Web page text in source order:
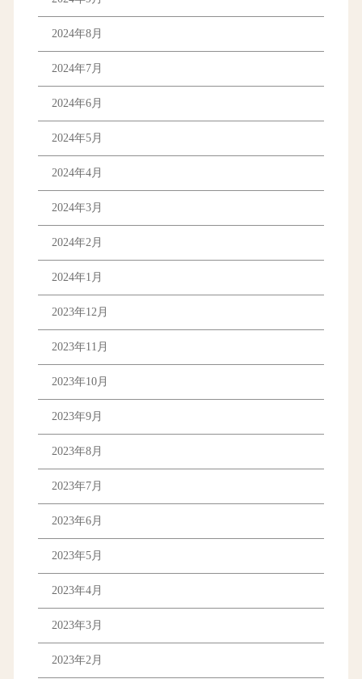
2024年8月
2024年7月
2024年6月
2024年5月
2024年4月
2024年3月
2024年2月
2024年1月
2023年12月
2023年11月
2023年10月
2023年9月
2023年8月
2023年7月
2023年6月
2023年5月
2023年4月
2023年3月
2023年2月